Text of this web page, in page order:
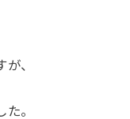
、
。